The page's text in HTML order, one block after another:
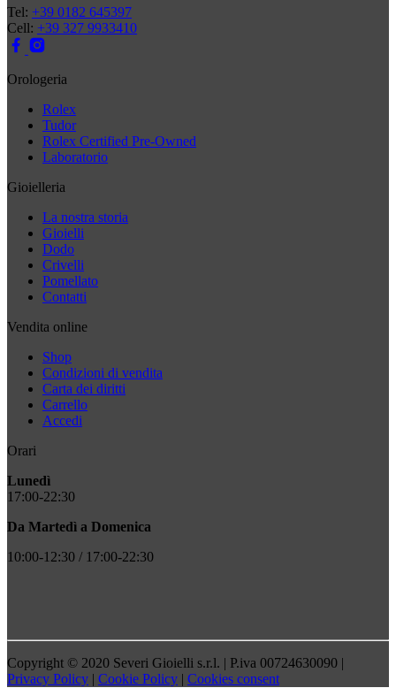
Tel: +39 0182 645397
Cell: +39 327 9933410
Orologeria
Rolex
Tudor
Rolex Certified Pre-Owned
Laboratorio
Gioielleria
La nostra storia
Gioielli
Dodo
Crivelli
Pomellato
Contatti
Vendita online
Shop
Condizioni di vendita
Carta dei diritti
Carrello
Accedi
Orari
Lunedì
17:00-22:30
Da Martedì a Domenica
10:00-12:30 / 17:00-22:30
Copyright © 2020 Severi Gioielli s.r.l. | P.iva 00724630090 |
Privacy Policy | Cookie Policy | Cookies consent